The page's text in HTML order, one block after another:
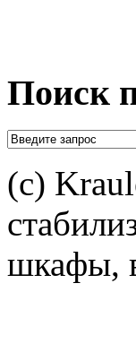
Поиск
(c)
шкафы,